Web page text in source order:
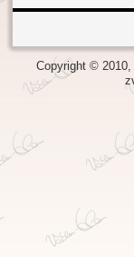
Copyright ©